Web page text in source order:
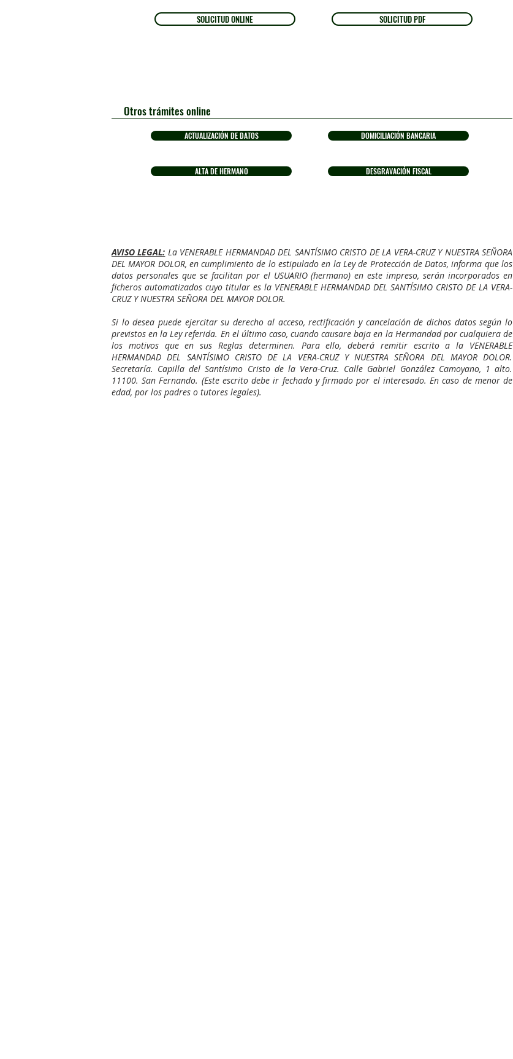
AVISO LEGAL: La VENERABLE HERMANDAD DEL SANTÍSIMO CRISTO DE LA VERA-CRUZ Y NUESTRA SEÑORA
DEL MAYOR DOLOR, en cumplimiento de lo estipulado en la Ley de Protección de Datos, informa que los
datos personales que se facilitan por el USUARIO (hermano) en este impreso, serán incorporados en
ficheros automatizados cuyo titular es la VENERABLE HERMANDAD DEL SANTÍSIMO CRISTO DE LA VERA-
CRUZ Y NUESTRA SEÑORA DEL MAYOR DOLOR.
Si lo desea puede ejercitar su derecho al acceso, rectificación y cancelación de dichos datos según lo
previstos en la Ley referida. En el último caso, cuando causare baja en la Hermandad por cualquiera de
los motivos que en sus Reglas determinen. Para ello, deberá remitir escrito a la VENERABLE
HERMANDAD DEL SANTÍSIMO CRISTO DE LA VERA-CRUZ Y NUESTRA SEÑORA DEL MAYOR DOLOR.
Secretaría. Capilla del Santísimo Cristo de la Vera-Cruz. Calle Gabriel González Camoyano, 1 alto.
11100. San Fernando. (Este escrito debe ir fechado y firmado por el interesado. En caso de menor de
edad, por los padres o tutores legales).
SOLICITUD ONLINE SOLICITUD PDF
DOMICILIACIÓN BANCARIA
ALTA DE HERMANO
Otrostrámites online
DESGRAVACIÓN FISCAL
ACTUALIZACIÓN DE DATOS